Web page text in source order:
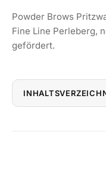
Powder Brows
Fine Line Perleberg,
gefördert.